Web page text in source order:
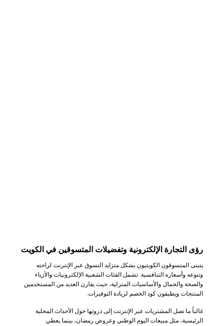
رؤى التجارة الإلكترونية وتفضيلات المتسوقين في الكويت
يتبنى المتسوقون الكويتيون بشكل متزايد التسوق عبر الإنترنت لراحته
وتنوعه وأسعاره التنافسية. تشمل الفئات الشعبية الإلكترونيات والأزياء
والصحة والجمال والأساسيات المنزلية، حيث يقارن العديد من المستخدمين
المنتجات ويطبقون كود الخصم لزيادة التوفيرات.
غالباً ما تصل المشتريات عبر الإنترنت إلى ذروتها حول الأحداث المحلية
الرئيسية، مثل مبيعات اليوم الوطني وعروض رمضان، بينما يعطي